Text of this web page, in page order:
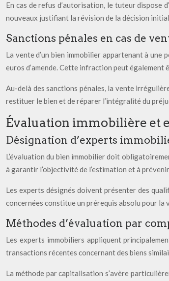
En cas de refus d’autorisation, le tuteur dispose
nouveaux justifiant la révision de la décision
Sanctions pénales en cas de
La vente d’un bien immobilier appartenant à
euros d’amende. Cette infraction peut également
Au-delà des sanctions pénales, la vente
restituer le bien et de réparer l’intégralité du
Évaluation immobilière et
Désignation d’experts
L’évaluation du bien immobilier doit
à garantir l’objectivité de l’estimation et à
Les experts désignés doivent présenter des
concernées constitue un prérequis absolu pour la
Méthodes d’évaluation par
Les experts immobiliers appliquent
transactions récentes concernant des biens
La méthode par capitalisation s’avère